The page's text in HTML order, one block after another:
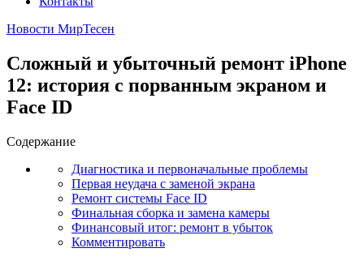
Новости МирТесен
Сложный и убыточный ремонт iPhone
12: история с порванным экраном и
Face ID
Содержание
Диагностика и первоначальные проблемы
Первая неудача с заменой экрана
Ремонт системы Face ID
Финальная сборка и замена камеры
Финансовый итог: ремонт в убыток
Комментировать